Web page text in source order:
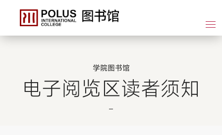
学院图书馆
电子阅览区读者须知